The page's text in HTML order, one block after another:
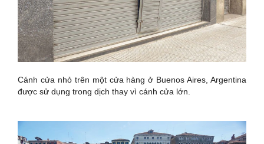
Cánh cửa nhỏ trên một cửa hàng ở Buenos Aires, Argentina
được sử dụng trong dịch thay vì cánh cửa lớn.